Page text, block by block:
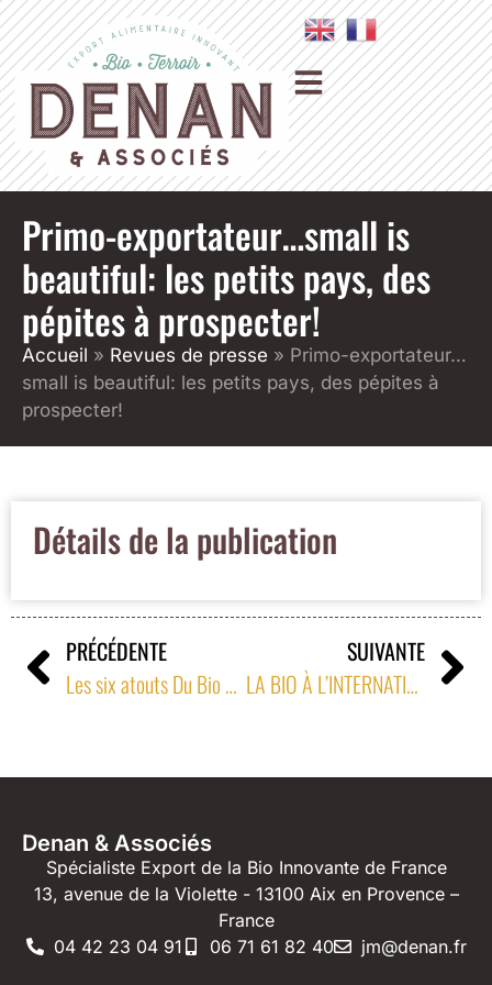
Primo-exportateur…small is
beautiful: les petits pays, des
pépites à prospecter!
Accueil » Revues de presse » Primo-exportateur…
small is beautiful: les petits pays, des pépites à
prospecter!
Détails de la publication
PRÉCÉDENTE
Les six atouts Du Bio GourmeT Français à L’export page 2
SUIVANTE
LA BIO À L’INTERNATIONAL, CROATIE ET SLOVÉNIE
Denan & Associés
Spécialiste Export de la Bio Innovante de France
13, avenue de la Violette - 13100 Aix en Provence –
France
04 42 23 04 91
06 71 61 82 40 jm@denan.fr